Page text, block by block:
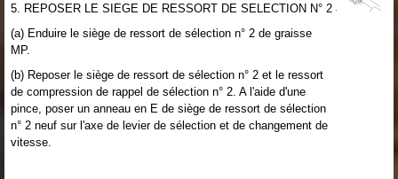
5. REPOSER LE SIEGE DE RESSORT DE SELECTION N° 2
(a) Enduire le siège de ressort de sélection n° 2 de graisse
MP.
(b) Reposer le siège de ressort de sélection n° 2 et le ressort
de compression de rappel de sélection n° 2. A l'aide d'une
pince, poser un anneau en E de siège de ressort de sélection
n° 2 neuf sur l'axe de levier de sélection et de changement de
vitesse.